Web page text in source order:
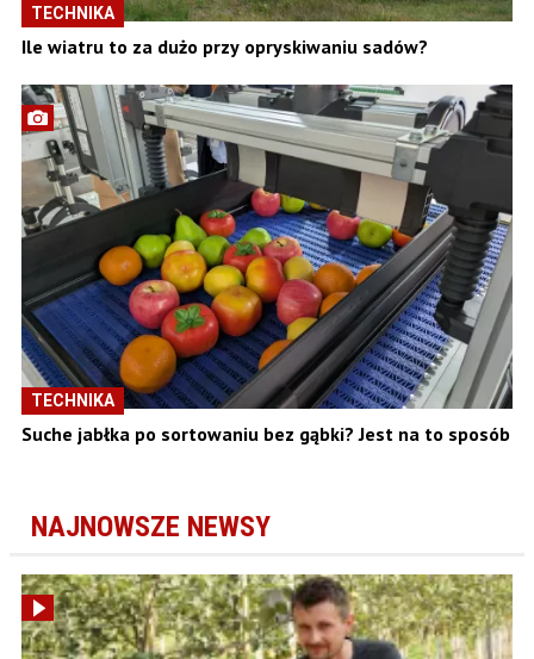
TECHNIKA
Ile wiatru to za dużo przy opryskiwaniu sadów?
TECHNIKA
Suche jabłka po sortowaniu bez gąbki? Jest na to sposób
NAJNOWSZE NEWSY